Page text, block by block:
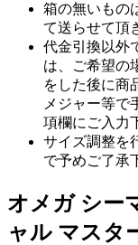
箱の無いもの
て送らせて頂
代金引換以外
は、ご希望の
をした後に商
メジャー等で
項欄にご入力
サイズ調整を
で予めご了承
オメガ シー
ャル マスタ